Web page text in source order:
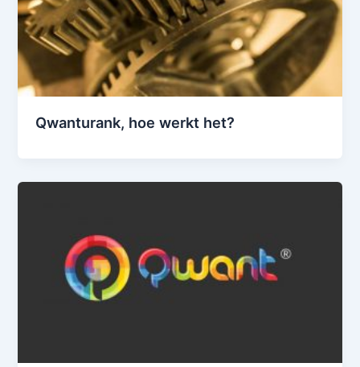
Qwanturank, hoe werkt het?